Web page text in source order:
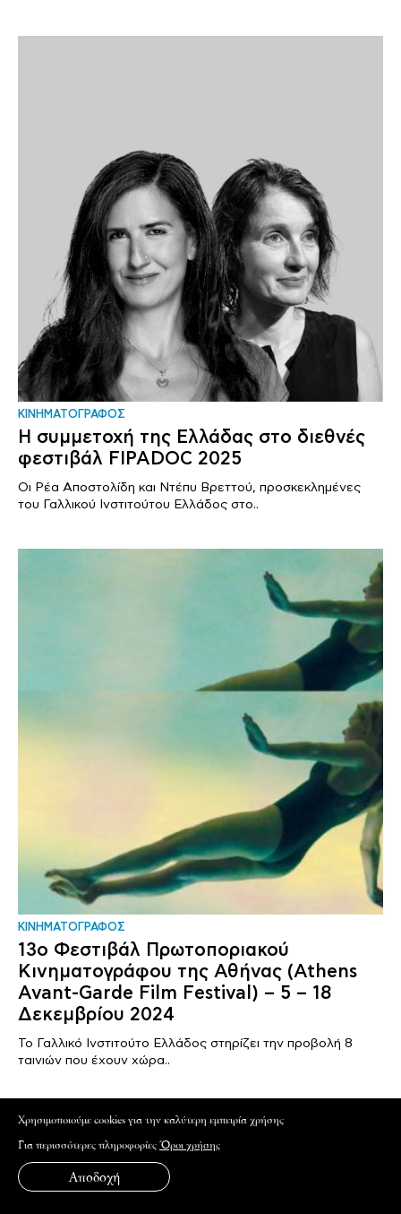
ΚΙΝΗΜΑΤΟΓΡΑΦΟΣ
Η συμμετοχή της Ελλάδας στο διεθνές
φεστιβάλ FIPADOC 2025
Οι Ρέα Αποστολίδη και Ντέπυ Βρεττού, προσκεκλημένες
του Γαλλικού Ινστιτούτου Ελλάδος στο..
ΚΙΝΗΜΑΤΟΓΡΑΦΟΣ
13ο Φεστιβάλ Πρωτοποριακού
Κινηματογράφου της Αθήνας (Athens
Avant-Garde Film Festival) – 5 – 18
Δεκεμβρίου 2024
Το Γαλλικό Ινστιτούτο Ελλάδος στηρίζει την προβολή 8
ταινιών που έχουν χώρα..
Xρησιμοποιούμε cookies για την καλύτερη εμπειρία χρήσης
Για περισσότερες πληροφορίεςΌροι χρήσης
Αποδοχή